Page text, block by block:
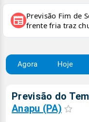
newspaper Previsão Fim de
frente fria traz
país
Agora Hoje
Previsão do
Anapu (PA)